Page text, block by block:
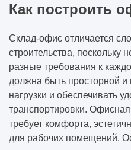
Как построить
Склад-офис отличается
строительства, поскольку
разные требования к
должна быть просторной
нагрузки и обеспечивать
транспортировки.
требует комфорта,
для рабочих помещений.